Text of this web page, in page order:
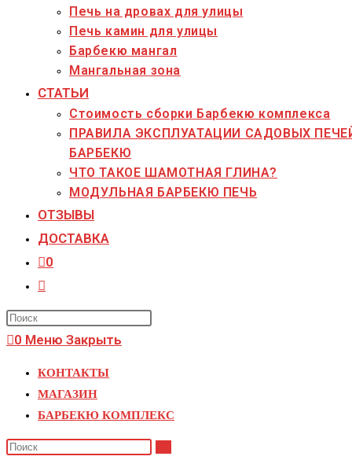
Печь на дровах для улицы
Печь камин для улицы
Барбекю мангал
Мангальная зона
СТАТЬИ
Стоимость сборки Барбекю комплекса
ПРАВИЛА ЭКСПЛУАТАЦИИ САДОВЫХ
БАРБЕКЮ
ЧТО ТАКОЕ ШАМОТНАЯ ГЛИНА?
МОДУЛЬНАЯ БАРБЕКЮ ПЕЧЬ
ОТЗЫВЫ
ДОСТАВКА
0
Переключить
поиск
сайту
search
0 Меню Закрыть
КОНТАКТЫ
МАГАЗИН
БАРБЕКЮ КОМПЛЕКС
Поиск